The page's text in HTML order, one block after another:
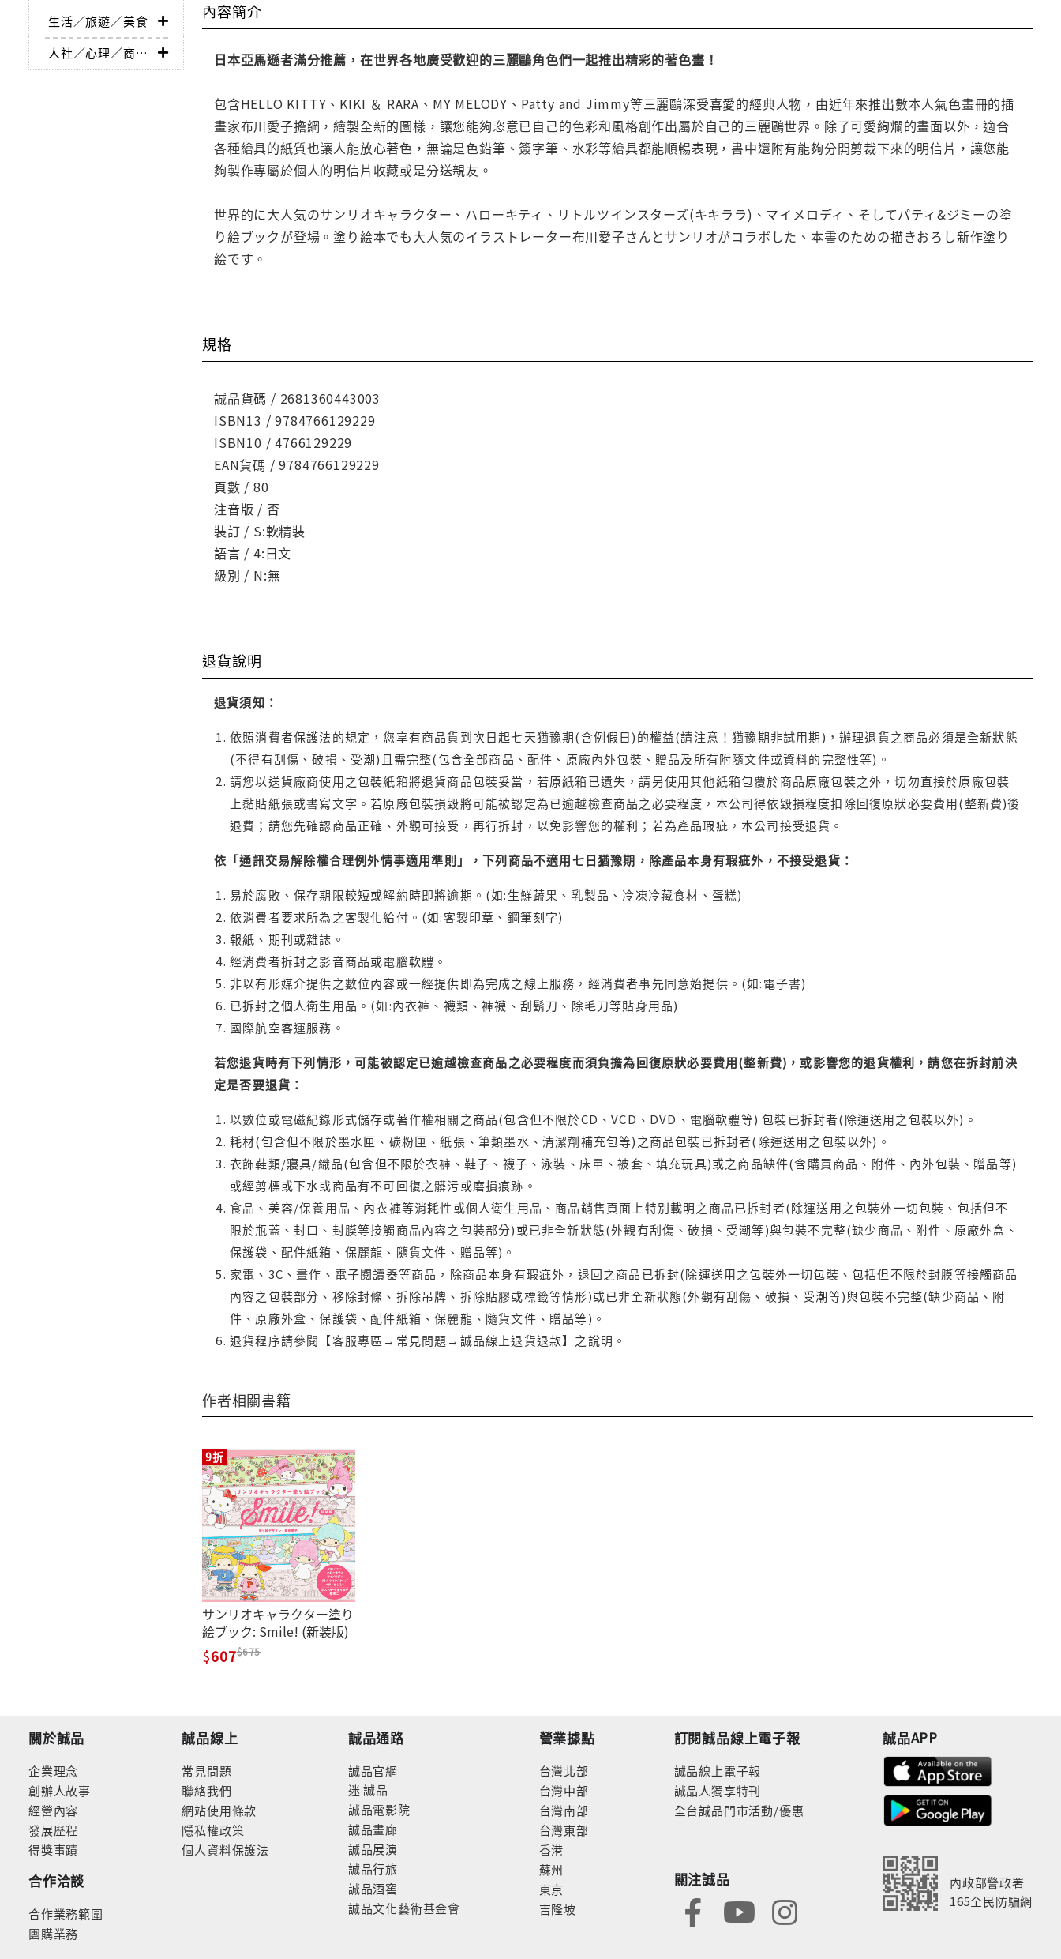
生活／旅遊／美食
人社／心理／商業／其他
內容簡介
日本亞馬遜者滿分推薦，在世界各地廣受歡迎的三麗鷗角色們一起推出精彩的著色畫！
包含HELLO KITTY、KIKI ＆ RARA、MY MELODY、Patty and Jimmy等三麗鷗深受喜愛的經典人物，由近年來推出數本人氣色畫冊的插
畫家布川愛子擔綱，繪製全新的圖樣，讓您能夠恣意已自己的色彩和風格創作出屬於自己的三麗鷗世界。除了可愛絢爛的畫面以外，適合
各種繪具的紙質也讓人能放心著色，無論是色鉛筆、簽字筆、水彩等繪具都能順暢表現，書中還附有能夠分開剪裁下來的明信片，讓您能
夠製作專屬於個人的明信片收藏或是分送親友。
世界的に大人気のサンリオキャラクター、ハローキティ、リトルツインスターズ(キキララ)、マイメロディ、そしてパティ&ジミーの塗
り絵ブックが登場。塗り絵本でも大人気のイラストレーター布川愛子さんとサンリオがコラボした、本書のための描きおろし新作塗り
絵です。
規格
誠品貨碼 / 2681360443003
ISBN13 / 9784766129229
ISBN10 / 4766129229
EAN貨碼 / 9784766129229
頁數 / 80
注音版 / 否
裝訂 / S:軟精裝
語言 / 4:日文
級別 / N:無
退貨說明
退貨須知：
依照消費者保護法的規定，您享有商品貨到次日起七天猶豫期(含例假日)的權益(請注意！猶豫期非試用期)，辦理退貨之商品必須是全新狀態
(不得有刮傷、破損、受潮)且需完整(包含全部商品、配件、原廠內外包裝、贈品及所有附隨文件或資料的完整性等)。
請您以送貨廠商使用之包裝紙箱將退貨商品包裝妥當，若原紙箱已遺失，請另使用其他紙箱包覆於商品原廠包裝之外，切勿直接於原廠包裝
上黏貼紙張或書寫文字。若原廠包裝損毀將可能被認定為已逾越檢查商品之必要程度，本公司得依毀損程度扣除回復原狀必要費用(整新費)後
退費；請您先確認商品正確、外觀可接受，再行拆封，以免影響您的權利；若為產品瑕疵，本公司接受退貨。
依「通訊交易解除權合理例外情事適用準則」，下列商品不適用七日猶豫期，除產品本身有瑕疵外，不接受退貨：
易於腐敗、保存期限較短或解約時即將逾期。(如:生鮮蔬果、乳製品、冷凍冷藏食材、蛋糕)
依消費者要求所為之客製化給付。(如:客製印章、鋼筆刻字)
報紙、期刊或雜誌。
經消費者拆封之影音商品或電腦軟體。
非以有形媒介提供之數位內容或一經提供即為完成之線上服務，經消費者事先同意始提供。(如:電子書)
已拆封之個人衛生用品。(如:內衣褲、襪類、褲襪、刮鬍刀、除毛刀等貼身用品)
國際航空客運服務。
若您退貨時有下列情形，可能被認定已逾越檢查商品之必要程度而須負擔為回復原狀必要費用(整新費)，或影響您的退貨權利，請您在拆封前決
定是否要退貨：
以數位或電磁紀錄形式儲存或著作權相關之商品(包含但不限於CD、VCD、DVD、電腦軟體等) 包裝已拆封者(除運送用之包裝以外)。
耗材(包含但不限於墨水匣、碳粉匣、紙張、筆類墨水、清潔劑補充包等)之商品包裝已拆封者(除運送用之包裝以外)。
衣飾鞋類/寢具/織品(包含但不限於衣褲、鞋子、襪子、泳裝、床單、被套、填充玩具)或之商品缺件(含購買商品、附件、內外包裝、贈品等)
或經剪標或下水或商品有不可回復之髒污或磨損痕跡。
食品、美容/保養用品、內衣褲等消耗性或個人衛生用品、商品銷售頁面上特別載明之商品已拆封者(除運送用之包裝外一切包裝、包括但不
限於瓶蓋、封口、封膜等接觸商品內容之包裝部分)或已非全新狀態(外觀有刮傷、破損、受潮等)與包裝不完整(缺少商品、附件、原廠外盒、
保護袋、配件紙箱、保麗龍、隨貨文件、贈品等)。
家電、3C、畫作、電子閱讀器等商品，除商品本身有瑕疵外，退回之商品已拆封(除運送用之包裝外一切包裝、包括但不限於封膜等接觸商品
內容之包裝部分、移除封條、拆除吊牌、拆除貼膠或標籤等情形)或已非全新狀態(外觀有刮傷、破損、受潮等)與包裝不完整(缺少商品、附
件、原廠外盒、保護袋、配件紙箱、保麗龍、隨貨文件、贈品等)。
退貨程序請參閱【客服專區→常見問題→誠品線上退貨退款】之說明。
作者相關書籍
9折
サンリオキャラクター塗り
絵ブック: Smile! (新装版)
607 675
關於誠品
企業理念
創辦人故事
經營內容
發展歷程
得獎事蹟
合作洽談
合作業務範圍
團購業務
誠品線上
常見問題
聯絡我們
網站使用條款
隱私權政策
個人資料保護法
誠品通路
誠品官網
迷 誠品
誠品電影院
誠品畫廊
誠品展演
誠品行旅
誠品酒窖
誠品文化藝術基金會
營業據點
台灣北部
台灣中部
台灣南部
台灣東部
香港
蘇州
東京
吉隆坡
訂閱誠品線上電子報
誠品線上電子報
誠品人獨享特刊
全台誠品門市活動/優惠
關注誠品
誠品APP
內政部警政署
165全民防騙網